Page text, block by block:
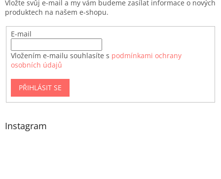
Vložte svůj e-mail a my vám budeme zasílat informace o nových
produktech na našem e-shopu.
E-mail
Vložením e-mailu souhlasíte s podmínkami ochrany
osobních údajů
PŘIHLÁSIT SE
Instagram